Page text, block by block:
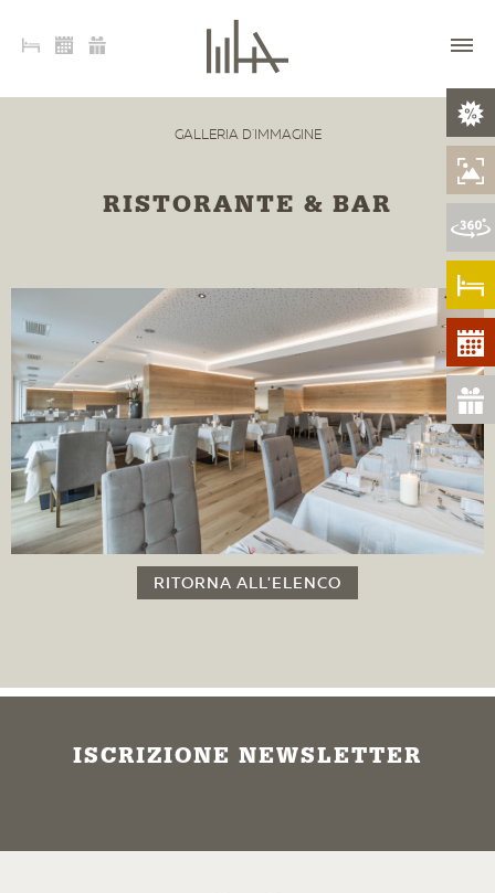
GALLERIA D'IMMAGINE
RISTORANTE & BAR
RITORNA ALL'ELENCO
ISCRIZIONE NEWSLETTER